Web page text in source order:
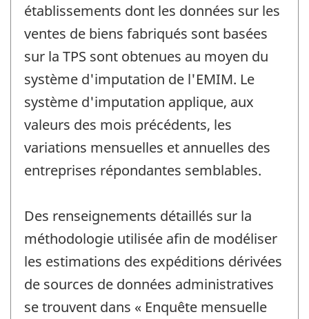
établissements dont les données sur les
ventes de biens fabriqués sont basées
sur la TPS sont obtenues au moyen du
système d'imputation de l'EMIM. Le
système d'imputation applique, aux
valeurs des mois précédents, les
variations mensuelles et annuelles des
entreprises répondantes semblables.
Des renseignements détaillés sur la
méthodologie utilisée afin de modéliser
les estimations des expéditions dérivées
de sources de données administratives
se trouvent dans « Enquête mensuelle